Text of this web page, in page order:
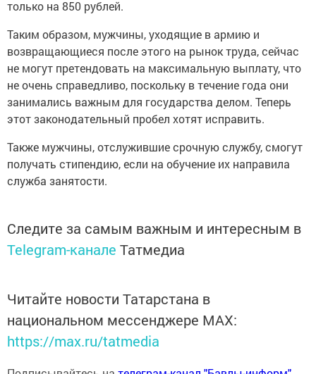
только на 850 рублей.
Таким образом, мужчины, уходящие в армию и
возвращающиеся после этого на рынок труда, сейчас
не могут претендовать на максимальную выплату, что
не очень справедливо, поскольку в течение года они
занимались важным для государства делом. Теперь
этот законодательный пробел хотят исправить.
Также мужчины, отслужившие срочную службу, смогут
получать стипендию, если на обучение их направила
служба занятости.
Следите за самым важным и интересным в
Telegram-канале Татмедиа
Читайте новости Татарстана в
национальном мессенджере MАХ:
https://max.ru/tatmedia